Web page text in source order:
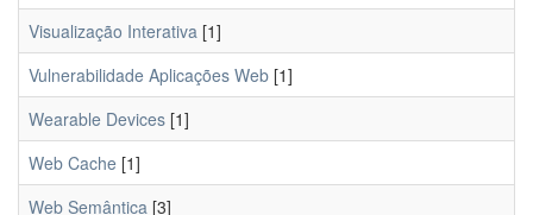
Visualização Interativa [1]
Vulnerabilidade Aplicações Web [1]
Wearable Devices [1]
Web Cache [1]
Web Semântica [3]